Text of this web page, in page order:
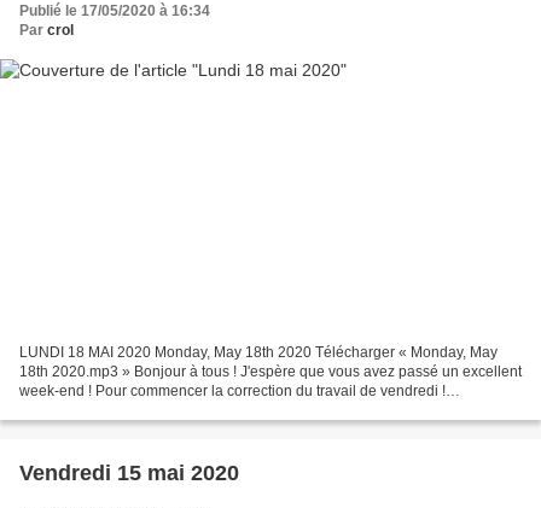
Publié le 17/05/2020 à 16:34
Par crol
LUNDI 18 MAI 2020 Monday, May 18th 2020 Télécharger « Monday, May
18th 2020.mp3 » Bonjour à tous ! J'espère que vous avez passé un excellent
week-end ! Pour commencer la correction du travail de vendredi !
Vendredi 15 mai 2020